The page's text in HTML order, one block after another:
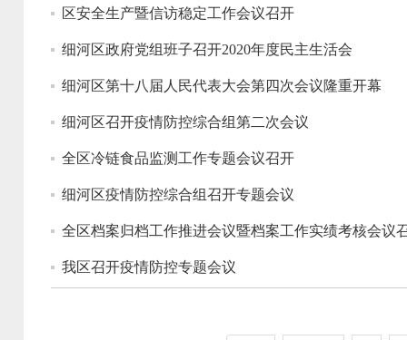
区安全生产暨信访稳定工作会议召开
细河区政府党组班子召开2020年度民主生活会
细河区第十八届人民代表大会第四次会议隆重开幕
细河区召开疫情防控综合组第二次会议
全区冷链食品监测工作专题会议召开
细河区疫情防控综合组召开专题会议
全区档案归档工作推进会议暨档案工作实绩考核会议
我区召开疫情防控专题会议